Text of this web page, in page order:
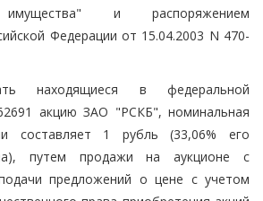
имущества" и распоряжением
Федерации от 15.04.2003 N 470-
находящиеся в федеральной
акцию ЗАО "РСКБ", номинальная
составляет 1 рубль (33,06% его
путем продажи на аукционе с
предложений о цене с учетом